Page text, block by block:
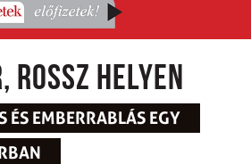
rossz helyen
ÉS EMBERRABLÁS EGY